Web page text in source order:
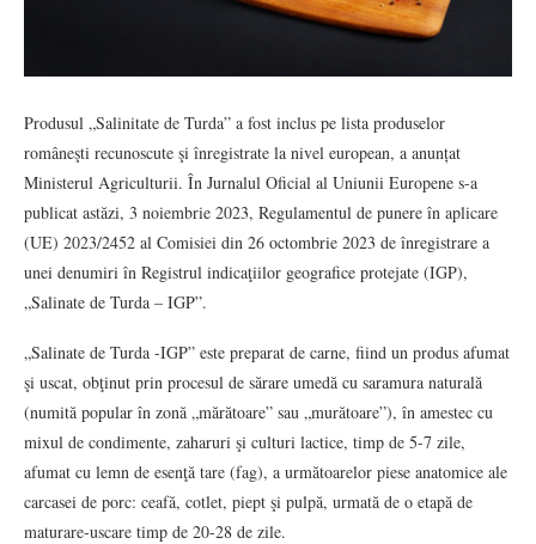
Produsul „Salinitate de Turda” a fost inclus pe lista produselor
româneşti recunoscute şi înregistrate la nivel european, a anunțat
Ministerul Agriculturii. În Jurnalul Oficial al Uniunii Europene s-a
publicat astăzi, 3 noiembrie 2023, Regulamentul de punere în aplicare
(UE) 2023/2452 al Comisiei din 26 octombrie 2023 de înregistrare a
unei denumiri în Registrul indicaţiilor geografice protejate (IGP),
„Salinate de Turda – IGP”.
„Salinate de Turda -IGP” este preparat de carne, fiind un produs afumat
şi uscat, obţinut prin procesul de sărare umedă cu saramura naturală
(numită popular în zonă „mărătoare” sau „murătoare”), în amestec cu
mixul de condimente, zaharuri şi culturi lactice, timp de 5-7 zile,
afumat cu lemn de esenţă tare (fag), a următoarelor piese anatomice ale
carcasei de porc: ceafă, cotlet, piept şi pulpă, urmată de o etapă de
maturare-uscare timp de 20-28 de zile.